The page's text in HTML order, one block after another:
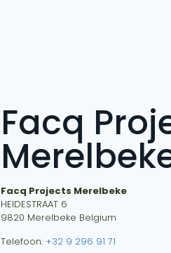
Facq
Facq Projects Merelbeke
HEIDESTRAAT 6
9820 Merelbeke Belgium
Telefoon: +32 9 296 91 71